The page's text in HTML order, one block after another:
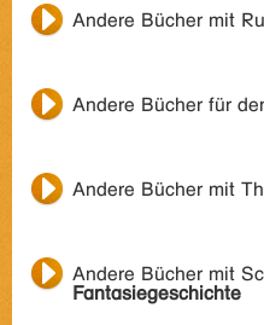
Andere Bücher mit
Andere Bücher für
Andere Bücher mit
Andere Bücher mit
Fantasiegeschichte